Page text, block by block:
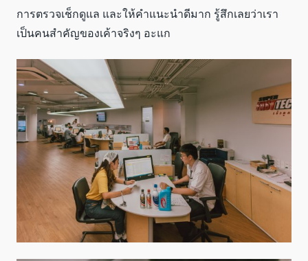
การตรวจเช็กดูแล และให้คำแนะนำดีมาก รู้สึกเลยว่าเรา
เป็นคนสำคัญของเค้าจริงๆ อะแก